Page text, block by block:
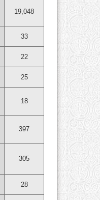
19,048
33
22
25
18
397
305
28